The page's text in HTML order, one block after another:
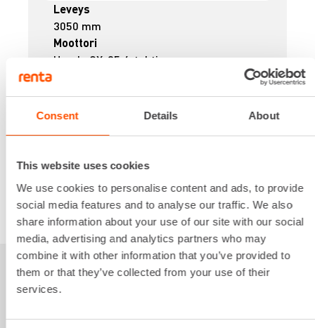
Consent Details About
This website uses cookies
We use cookies to personalise content and ads, to provide
social media features and to analyse our traffic. We also
share information about your use of our site with our social
media, advertising and analytics partners who may
combine it with other information that you’ve provided to
them or that they’ve collected from your use of their
services.
Leveys
3050 mm
Moottori
Honda GX-35 4-tahti
12 kg
Ensimmäinen pv / pv
Alv 0 %
VUOKRAA
Sinua saattaisi